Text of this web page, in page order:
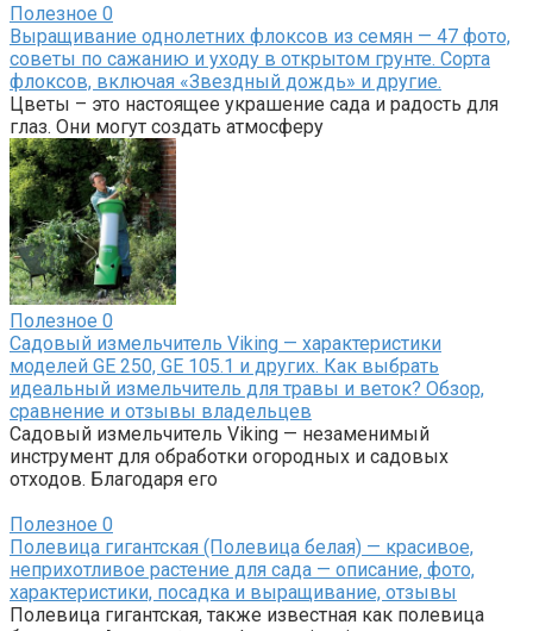
Полезное 0
Выращивание однолетних флоксов из семян — 47 фото,
советы по сажанию и уходу в открытом грунте. Сорта
флоксов, включая «Звездный дождь» и другие.
Цветы – это настоящее украшение сада и радость для
глаз. Они могут создать атмосферу
Полезное 0
Садовый измельчитель Viking — характеристики
моделей GE 250, GE 105.1 и других. Как выбрать
идеальный измельчитель для травы и веток? Обзор,
сравнение и отзывы владельцев
Садовый измельчитель Viking — незаменимый
инструмент для обработки огородных и садовых
отходов. Благодаря его
Полезное 0
Полевица гигантская (Полевица белая) — красивое,
неприхотливое растение для сада — описание, фото,
характеристики, посадка и выращивание, отзывы
Полевица гигантская, также известная как полевица